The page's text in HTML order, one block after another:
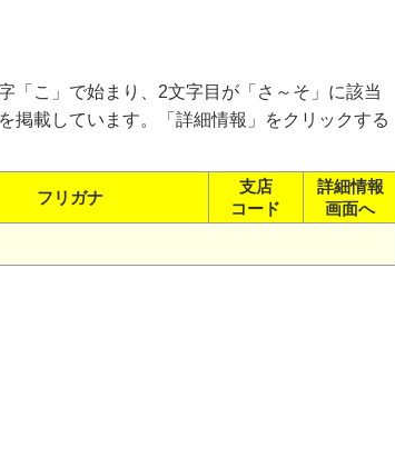
「こ」で始まり、2文字目が「さ～そ」に該当
掲載しています。「詳細情報」をクリックする
フリガナ
支店
コード
詳細情報
画面へ